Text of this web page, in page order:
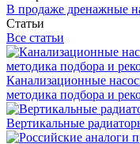
В продаже дренажные
Статьи
Все статьи
Канализационные
методика подбора и
Вертикальные